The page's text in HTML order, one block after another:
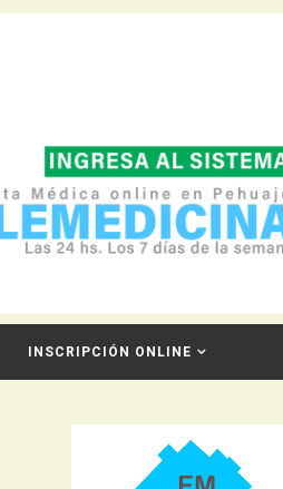
INSCRIPCIÓN ONLINE